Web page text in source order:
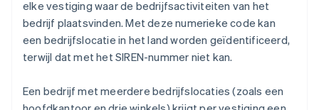
elke vestiging waar de bedrijfsactiviteiten van het
bedrijf plaatsvinden. Met deze numerieke code kan
een bedrijfslocatie in het land worden geïdentificeerd,
terwijl dat met het SIREN-nummer niet kan.
Een bedrijf met meerdere bedrijfslocaties (zoals een